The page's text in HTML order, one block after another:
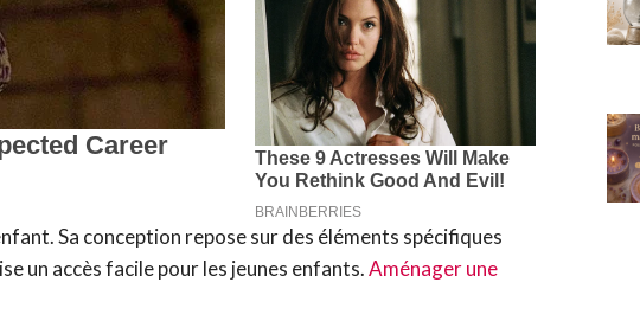
Sa conception repose sur des éléments spécifiques
un accès facile pour les jeunes enfants.Aménager une